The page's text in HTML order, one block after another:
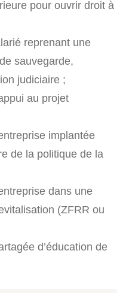
pour ouvrir droit à
reprenant une
sauvegarde,
judiciaire ;
au projet
implantée
de la politique de la
dans une
(ZFRR ou
d’éducation de